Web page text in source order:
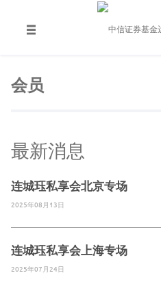
会员
最新消息
连城珏私享会北京专场
2025年08月13日
连城珏私享会上海专场
2025年07月24日